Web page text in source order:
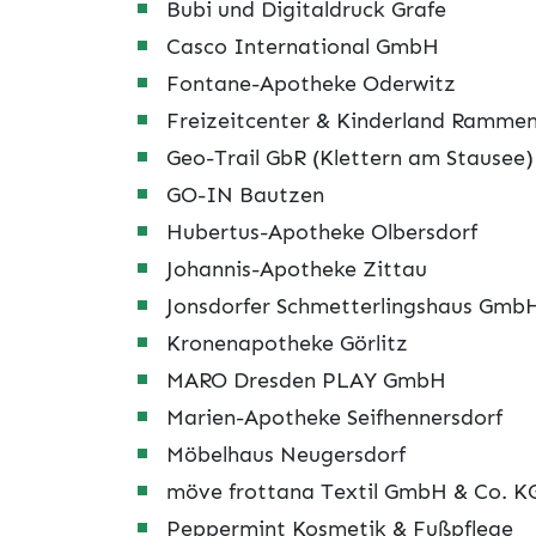
Bubi und Digitaldruck Grafe
Casco International GmbH
Fontane-Apotheke Oderwitz
Freizeitcenter & Kinderland
Geo-Trail GbR (Klettern am Stausee)
GO-IN Bautzen
Hubertus-Apotheke Olbersdorf
Johannis-Apotheke Zittau
Jonsdorfer Schmetterlingshaus
Kronenapotheke Görlitz
MARO Dresden PLAY GmbH
Marien-Apotheke Seifhennersdorf
Möbelhaus Neugersdorf
möve frottana Textil GmbH & Co.
Peppermint Kosmetik & Fußpflege